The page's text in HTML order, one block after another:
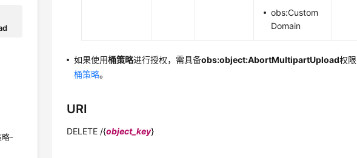
略-
obs:Custom
Domain
如果使用桶策略进行授权， 需具备obs:object:AbortMultipartUpload权限
桶策略。
URI
DELETE /{object_key}